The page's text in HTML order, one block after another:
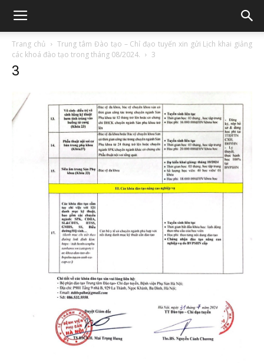
Trang chủ
Trung tâm Đào tạo – Chỉ đạo tuyến xin gửi Lịch khai giảng
các khoá đào tạo trong tháng 08/2024.
3
3